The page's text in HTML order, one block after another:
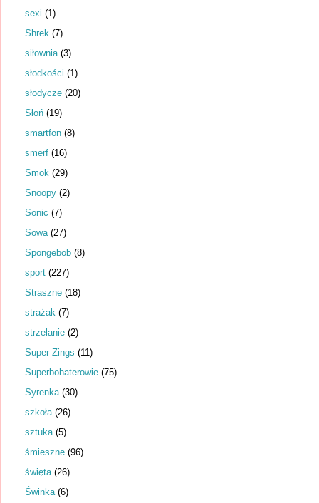
sexi (1)
Shrek (7)
siłownia (3)
słodkości (1)
słodycze (20)
Słoń (19)
smartfon (8)
smerf (16)
Smok (29)
Snoopy (2)
Sonic (7)
Sowa (27)
Spongebob (8)
sport (227)
Straszne (18)
strażak (7)
strzelanie (2)
Super Zings (11)
Superbohaterowie (75)
Syrenka (30)
szkoła (26)
sztuka (5)
śmieszne (96)
święta (26)
Świnka (6)